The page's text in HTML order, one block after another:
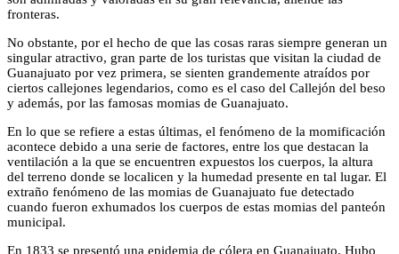
fronteras.
No obstante, por el hecho de que las cosas raras siempre generan un
singular atractivo, gran parte de los turistas que visitan la ciudad de
Guanajuato por vez primera, se sienten grandemente atraídos por
ciertos callejones legendarios, como es el caso del Callejón del beso
y además, por las famosas momias de Guanajuato.
En lo que se refiere a estas últimas, el fenómeno de la momificación
acontece debido a una serie de factores, entre los que destacan la
ventilación a la que se encuentren expuestos los cuerpos, la altura
del terreno donde se localicen y la humedad presente en tal lugar. El
extraño fenómeno de las momias de Guanajuato fue detectado
cuando fueron exhumados los cuerpos de estas momias del panteón
municipal.
En 1833 se presentó una epidemia de cólera en Guanajuato. Hubo